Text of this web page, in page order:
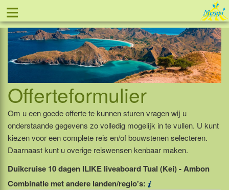
≡ Tel: 088 - 81 11 999
Offerteformulier
Om u een goede offerte te kunnen sturen vragen wij u
onderstaande gegevens zo volledig mogelijk in te vullen. U kunt
kiezen voor een complete reis en/of bouwstenen selecteren.
Daarnaast kunt u overige reiswensen kenbaar maken.
Duikcruise 10 dagen ILIKE liveaboard Tual (Kei) - Ambon
Combinatie met andere landen/regio's: